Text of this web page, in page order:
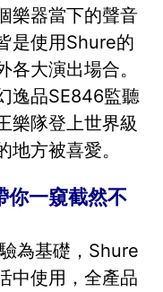
樂器當下的聲音
是使用Shure的
大演出場合。
逸品SE846監聽
樂隊登上世界級
方被喜愛。
你一窺截然不
為基礎，Shure
中使用，全產品